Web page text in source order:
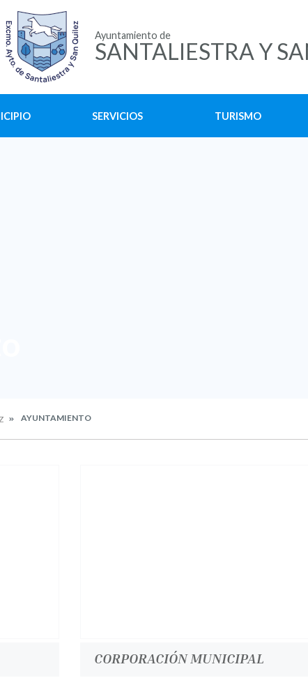
Ayuntamiento de
SANTALIESTRA Y
SERVICIOS TURISMO
AYUNTAMIENTO
CORPORACIÓN MUNICIPAL